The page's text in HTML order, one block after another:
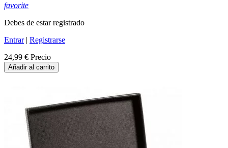
favorite
Debes de estar registrado
Entrar| Registrarse
24,99 € Precio
Añadir al carrito